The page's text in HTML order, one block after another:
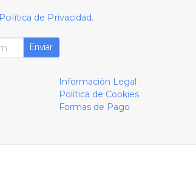
Política de Privacidad.
Enviar
Información Legal
Política de Cookies
Formas de Pago